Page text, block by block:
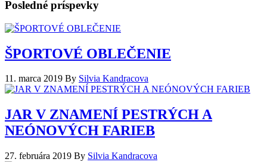
Posledné príspevky
ŠPORTOVÉ OBLEČENIE
11. marca 2019 By Silvia Kandracova
JAR V ZNAMENÍ PESTRÝCH A
NEÓNOVÝCH FARIEB
27. februára 2019 By Silvia Kandracova